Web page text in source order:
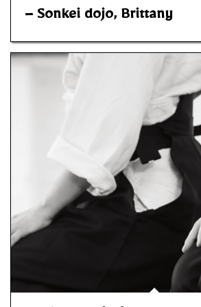
– Sonkei dojo, Brittany